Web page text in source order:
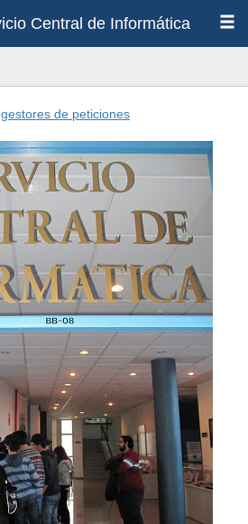
Central de Informática
de peticiones